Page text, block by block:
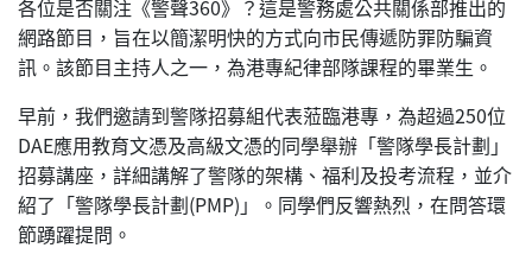
各位是否關注《警聲360》？這是警務處公共關係部推出的
網路節目，旨在以簡潔明快的方式向市民傳遞防罪防騙資
訊。該節目主持人之一，為港專紀律部隊課程的畢業生。
早前，我們邀請到警隊招募組代表蒞臨港專，為超過250位
DAE應用教育文憑及高級文憑的同學舉辦「警隊學長計劃」
招募講座，詳細講解了警隊的架構、福利及投考流程，並介
紹了「警隊學長計劃(PMP)」。同學們反響熱烈，在問答環
節踴躍提問。